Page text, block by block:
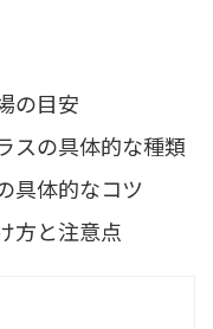
の目安
スの具体的な種類
具体的なコツ
方と注意点